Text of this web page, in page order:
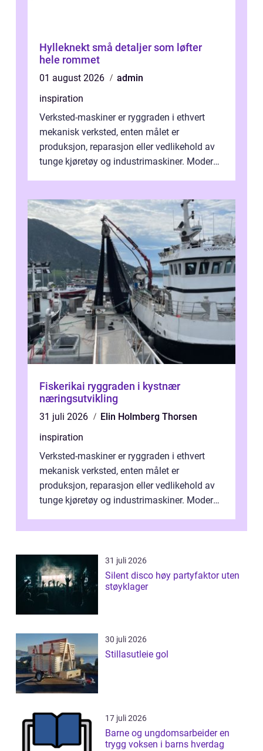
Hylleknekt små detaljer som løfter
hele rommet
01 august 2026
admin
inspiration
Verksted-maskiner er ryggraden i ethvert
mekanisk verksted, enten målet er
produksjon, reparasjon eller vedlikehold av
tunge kjøretøy og industrimaskiner. Moderne
Fiskerikai ryggraden i kystnær
næringsutvikling
31 juli 2026
Elin Holmberg Thorsen
inspiration
Verksted-maskiner er ryggraden i ethvert
mekanisk verksted, enten målet er
produksjon, reparasjon eller vedlikehold av
tunge kjøretøy og industrimaskiner. Moderne
31 juli 2026
Silent disco høy partyfaktor uten
støyklager
30 juli 2026
Stillasutleie gol
17 juli 2026
Barne og ungdomsarbeider en
trygg voksen i barns hverdag